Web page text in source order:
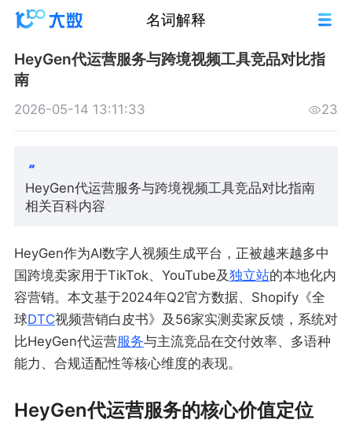
名词解释
HeyGen代运营服务与跨境视频工具竞品对比指
南
2026-05-14 13:11:33 23
HeyGen代运营服务与跨境视频工具竞品对比指南
相关百科内容
HeyGen作为AI数字人视频生成平台，正被越来越多中
国跨境卖家用于TikTok、YouTube及独立站的本地化内
容营销。本文基于2024年Q2官方数据、Shopify《全
球DTC视频营销白皮书》及56家实测卖家反馈，系统对
比HeyGen代运营服务与主流竞品在交付效率、多语种
能力、合规适配性等核心维度的表现。
HeyGen代运营服务的核心价值定位